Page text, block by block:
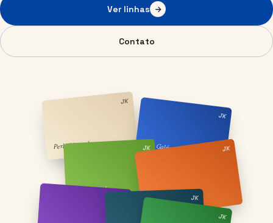
Ver linhas
Contato
JK
Perla Natural
JK
Azul Galápagos
JK
Verde Boreal
JK
Fiesta de VeranoJK
JK